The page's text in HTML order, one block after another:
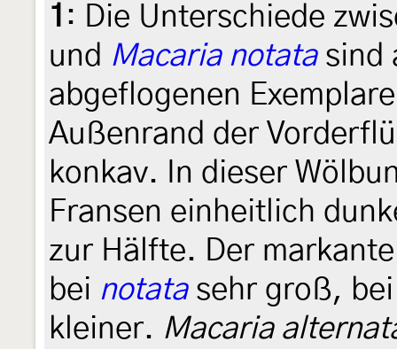
1 : Die Unterschiede
und Macaria notatasind
abgeflogenen
Außenrand der
konkav. In dieser
Fransen einheitlich
zur Hälfte. Der
bei notatasehr groß,
kleiner. Macaria